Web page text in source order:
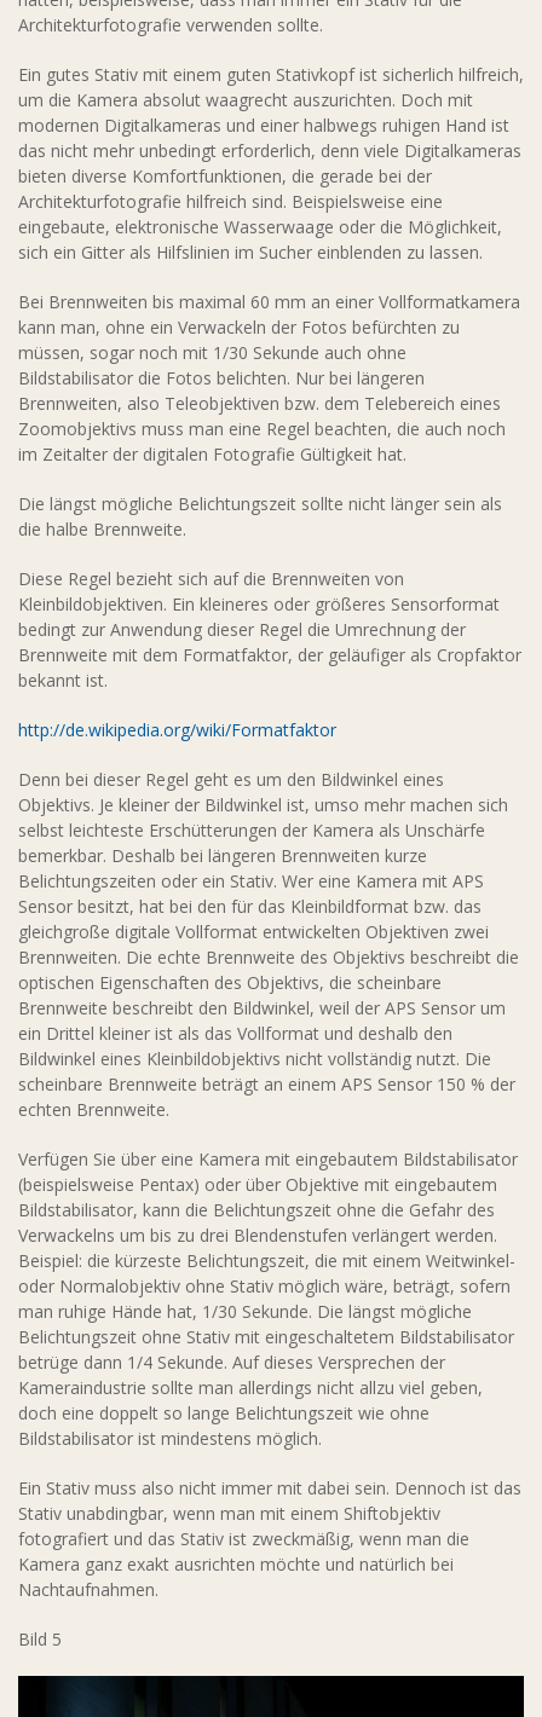
Architekturfotografie verwenden sollte.
Ein gutes Stativ mit einem guten Stativkopf ist sicherlich hilfreich,
um die Kamera absolut waagrecht auszurichten. Doch mit
modernen Digitalkameras und einer halbwegs ruhigen Hand ist
das nicht mehr unbedingt erforderlich, denn viele Digitalkameras
bieten diverse Komfortfunktionen, die gerade bei der
Architekturfotografie hilfreich sind. Beispielsweise eine
eingebaute, elektronische Wasserwaage oder die Möglichkeit,
sich ein Gitter als Hilfslinien im Sucher einblenden zu lassen.
Bei Brennweiten bis maximal 60 mm an einer Vollformatkamera
kann man, ohne ein Verwackeln der Fotos befürchten zu
müssen, sogar noch mit 1/30 Sekunde auch ohne
Bildstabilisator die Fotos belichten. Nur bei längeren
Brennweiten, also Teleobjektiven bzw. dem Telebereich eines
Zoomobjektivs muss man eine Regel beachten, die auch noch
im Zeitalter der digitalen Fotografie Gültigkeit hat.
Die längst mögliche Belichtungszeit sollte nicht länger sein als
die halbe Brennweite.
Diese Regel bezieht sich auf die Brennweiten von
Kleinbildobjektiven. Ein kleineres oder größeres Sensorformat
bedingt zur Anwendung dieser Regel die Umrechnung der
Brennweite mit dem Formatfaktor, der geläufiger als Cropfaktor
bekannt ist.
http://de.wikipedia.org/wiki/Formatfaktor
Denn bei dieser Regel geht es um den Bildwinkel eines
Objektivs. Je kleiner der Bildwinkel ist, umso mehr machen sich
selbst leichteste Erschütterungen der Kamera als Unschärfe
bemerkbar. Deshalb bei längeren Brennweiten kurze
Belichtungszeiten oder ein Stativ. Wer eine Kamera mit APS
Sensor besitzt, hat bei den für das Kleinbildformat bzw. das
gleichgroße digitale Vollformat entwickelten Objektiven zwei
Brennweiten. Die echte Brennweite des Objektivs beschreibt die
optischen Eigenschaften des Objektivs, die scheinbare
Brennweite beschreibt den Bildwinkel, weil der APS Sensor um
ein Drittel kleiner ist als das Vollformat und deshalb den
Bildwinkel eines Kleinbildobjektivs nicht vollständig nutzt. Die
scheinbare Brennweite beträgt an einem APS Sensor 150 % der
echten Brennweite.
Verfügen Sie über eine Kamera mit eingebautem Bildstabilisator
(beispielsweise Pentax) oder über Objektive mit eingebautem
Bildstabilisator, kann die Belichtungszeit ohne die Gefahr des
Verwackelns um bis zu drei Blendenstufen verlängert werden.
Beispiel: die kürzeste Belichtungszeit, die mit einem Weitwinkel-
oder Normalobjektiv ohne Stativ möglich wäre, beträgt, sofern
man ruhige Hände hat, 1/30 Sekunde. Die längst mögliche
Belichtungszeit ohne Stativ mit eingeschaltetem Bildstabilisator
betrüge dann 1/4 Sekunde. Auf dieses Versprechen der
Kameraindustrie sollte man allerdings nicht allzu viel geben,
doch eine doppelt so lange Belichtungszeit wie ohne
Bildstabilisator ist mindestens möglich.
Ein Stativ muss also nicht immer mit dabei sein. Dennoch ist das
Stativ unabdingbar, wenn man mit einem Shiftobjektiv
fotografiert und das Stativ ist zweckmäßig, wenn man die
Kamera ganz exakt ausrichten möchte und natürlich bei
Nachtaufnahmen.
Bild 5